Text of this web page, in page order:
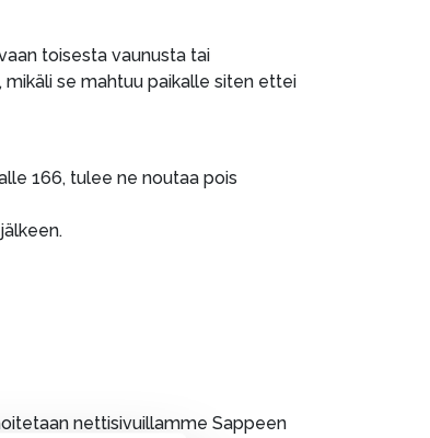
toisesta vaunusta tai
se mahtuu paikalle siten ettei
166, tulee ne noutaa pois
nettisivuillamme Sappeen